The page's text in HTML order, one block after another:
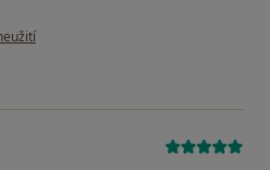
uživatele Lída